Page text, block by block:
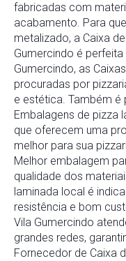
fabricadas com
acabamento. Para
metalizado, a Caixa
Gumercindo é
Gumercindo, as
procuradas por
e estética. Também
Embalagens de pizza
que oferecem uma
melhor para sua
Melhor embalagem
qualidade dos
laminada local é
resistência e bom
Vila Gumercindo
grandes redes,
Fornecedor de Caixa